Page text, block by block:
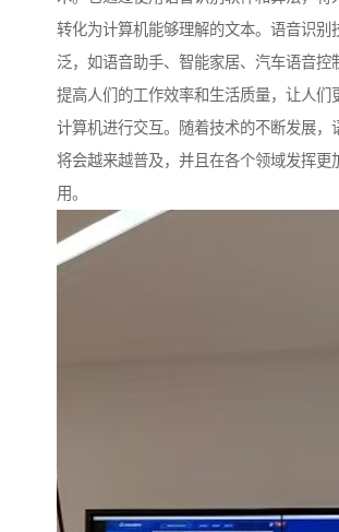
转化为计算机能够理解的文本。语音识别
泛，如语音助手、智能家居、汽车语音控
提高人们的工作效率和生活质量，让人们
计算机进行交互。随着技术的不断发展，
将会越来越普及，并且在各个领域发挥更
用。